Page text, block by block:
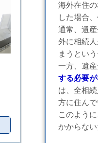
海外在住
した場合
通常、遺
外に相続
まうとい
一方、遺
する必要
は、全相
方に住ん
このよう
かからな